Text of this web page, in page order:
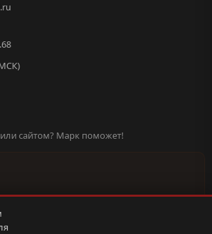
сайтом? Марк поможет!
выходных